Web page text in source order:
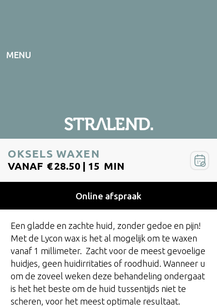
MENU
ONLINE AFSPRAAK
OKSELS WAXEN
VANAF €28.50 | 15 MIN
Online afspraak
Een gladde en zachte huid, zonder gedoe en pijn!
Met de Lycon wax is het al mogelijk om te waxen
vanaf 1 millimeter. Zacht voor de meest gevoelige
huidjes, geen huidirritaties of roodhuid. Wanneer u
om de zoveel weken deze behandeling ondergaat
is het het beste om de huid tussentijds niet te
scheren, voor het meest optimale resultaat.